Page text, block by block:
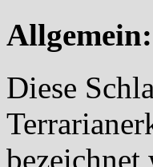
Allgemein:
Diese
bezeichnet